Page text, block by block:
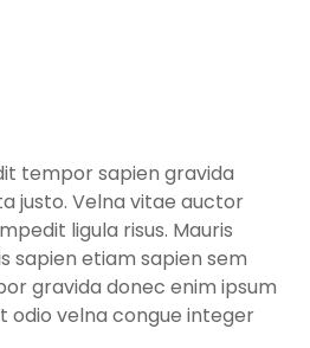
tempor sapien gravida
justo. Velna vitae auctor
ligula risus. Mauris
sapien etiam sapien sem
gravida donec enim ipsum
odio velna congue integer